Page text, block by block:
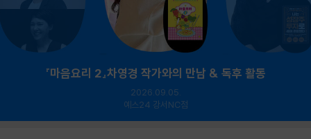
『마음요리 2』차영경 작가와의 만남 & 독후 활동
2026.09.05.
예스24 강서NC점